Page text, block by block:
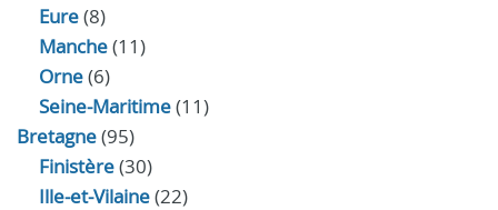
Eure(8)
Manche(11)
Orne(6)
Seine-Maritime(11)
Bretagne(95)
Finistère(30)
Ille-et-Vilaine(22)